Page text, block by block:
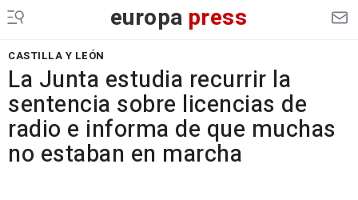
europa press
CASTILLA Y LEÓN
La Junta estudia recurrir la
sentencia sobre licencias de
radio e informa de que muchas
no estaban en marcha